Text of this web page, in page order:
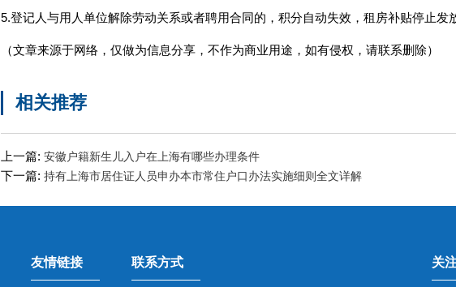
5.登记人与用人单位解除劳动关系或者聘用合同的，积分自动失效，租房补贴停止发
（文章来源于网络，仅做为信息分享，不作为商业用途，如有侵权，请联系删除）
相关推荐
上一篇: 安徽户籍新生儿入户在上海有哪些办理条件
下一篇: 持有上海市居住证人员申办本市常住户口办法实施细则全文详解
友情链接 联系方式 关